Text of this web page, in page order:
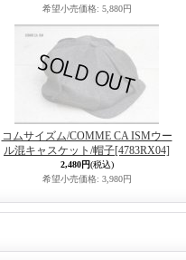
希望小売価格: 5,880円
コムサイズム/COMME CA ISMウー
ル混キャスケット/帽子[4783RX04]
2,480円(税込)
希望小売価格: 3,980円